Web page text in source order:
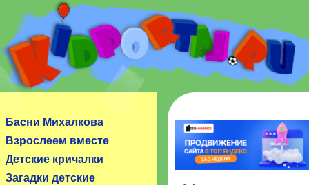
Сайт посвящен детям, их родителям, учителям и
Басни Михалкова
Взрослеем вместе
Детские кричалки
Загадки детские